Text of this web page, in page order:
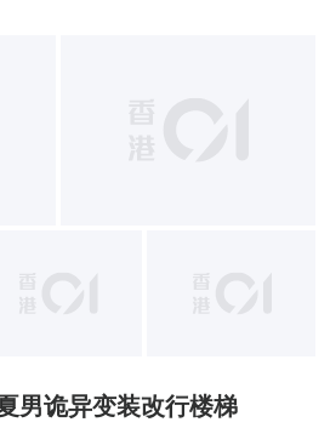
+ 3
男诡异变装改行楼梯